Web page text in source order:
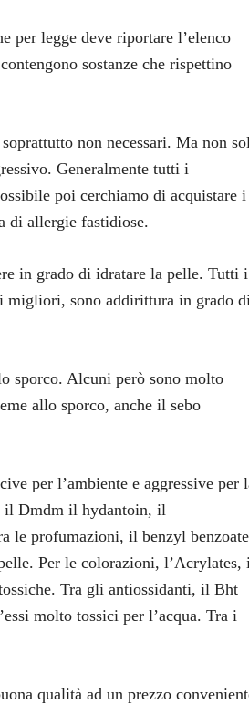
per legge deve riportare l’elenco
sostanze che rispettino
non necessari. Ma non
Generalmente tutti i
poi cerchiamo di acquistare i
di allergie fastidiose.
in grado di idratare la pelle. Tutti i
migliori, sono addirittura in grado
sporco. Alcuni però sono molto
allo sporco, anche il sebo
per l’ambiente e aggressive per
il Dmdm il hydantoin, il
le profumazioni, il benzyl
Per le colorazioni, l’Acrylates,
Tra gli antiossidanti, il Bht
molto tossici per l’acqua. Tra i
qualità ad un prezzo